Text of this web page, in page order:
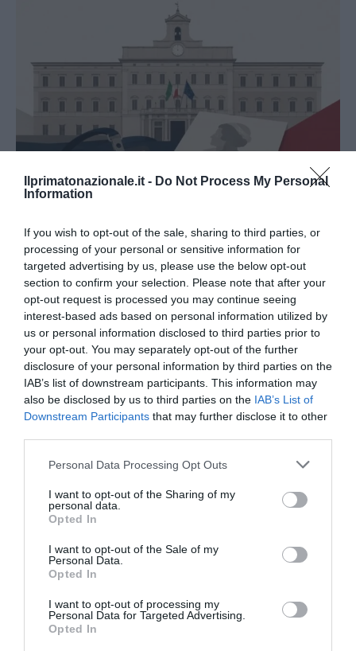
Ilprimatonazionale.it - Do Not Process My Personal
Information
If you wish to opt-out of the sale, sharing to third parties, or
processing of your personal or sensitive information for
targeted advertising by us, please use the below opt-out
section to confirm your selection. Please note that after your
opt-out request is processed you may continue seeing
interest-based ads based on personal information utilized by
us or personal information disclosed to third parties prior to
your opt-out. You may separately opt-out of the further
disclosure of your personal information by third parties on the
IAB’s list of downstream participants. This information may
also be disclosed by us to third parties on the IAB’s List of
Downstream Participants that may further disclose it to other
Please note that this website/app uses one or more Google
not limited to your visit or usage behaviour. You may click to
grant or deny consent to Google and its third-party tags to
use your data for below specified purposes in below Google
consent section.
Personal Data Processing Opt Outs
I want to opt-out of the Sharing of my
personal data.
Opted In
I want to opt-out of the Sale of my
Personal Data.
Opted In
I want to opt-out of processing my
Personal Data for Targeted Advertising.
Opted In
La Camera boccia il patentino antifascista per parlare a
Montecitorio: palo clamoroso del Pd
5 Agosto 2026
ricordo di Enzo...